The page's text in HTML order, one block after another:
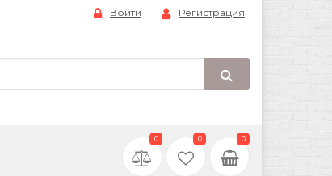
Войти Регистрация
0 0 0